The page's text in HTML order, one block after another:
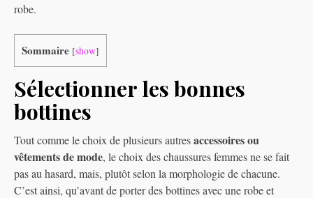
robe.
Sommaire [show]
Sélectionner les bonnes
bottines
Tout comme le choix de plusieurs autresaccessoires ou
vêtements de mode, le choix des chaussures femmes ne se fait
pas au hasard, mais, plutôt selon la morphologie de chacune.
C’est ainsi, qu’avant de porter des bottines avec une robe et